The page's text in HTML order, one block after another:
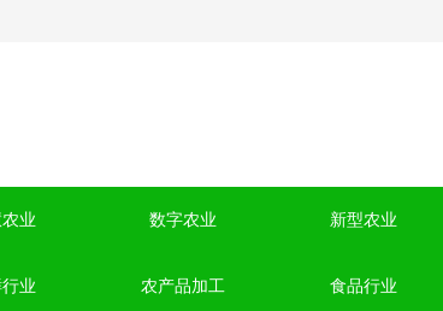
业 数字农业 新型农业
业 农产品加工 食品行业